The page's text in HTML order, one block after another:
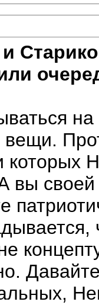
вы своей